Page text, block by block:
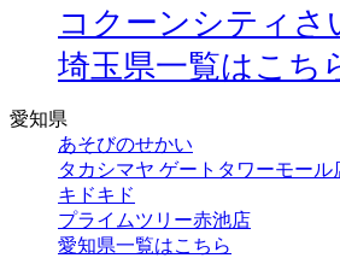
コクーンシティさ
埼玉県一覧はこち
愛知県
あそびのせかい
タカシマヤ ゲートタワーモール
キドキド
プライムツリー赤池店
愛知県一覧はこちら